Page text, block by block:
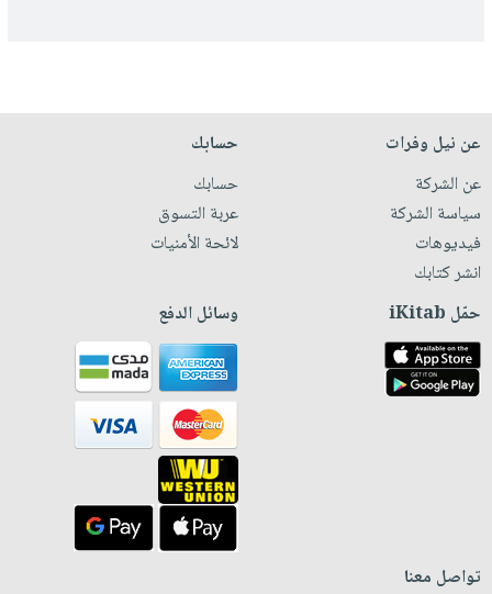
عن نيل وفرات
عن الشركة
سياسة الشركة
فيديوهات
انشر كتابك
حسابك
حسابك
عربة التسوق
لائحة الأمنيات
حمّل iKitab وسائل الدفع
تواصل معنا